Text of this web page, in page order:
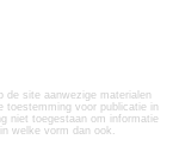
de site aanwezige materialen
toestemming voor publicatie in
niet toegestaan om informatie
welke vorm dan ook.